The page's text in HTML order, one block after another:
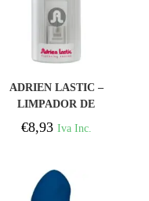
ADRIEN LASTIC –
LIMPADOR DE
BRINQUEDOS
ANTIBACTERIANO 150
€8,93 Iva Inc.